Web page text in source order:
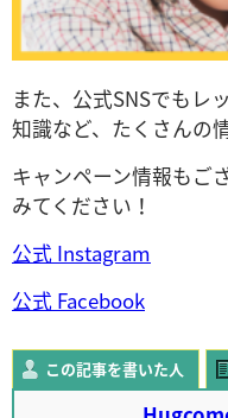
また、公式SNSでもレ
知識など、たくさんの
キャンペーン情報もご
みてください！
公式 Instagram
公式 Facebook
この記事を書いた人